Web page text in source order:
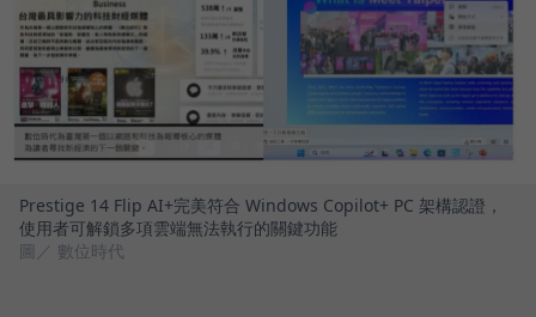
Prestige 14 Flip AI+完美符合 Windows Copilot+ PC 架構認證，
使用者可解鎖多項雲端無法執行的關鍵功能
圖／ 數位時代